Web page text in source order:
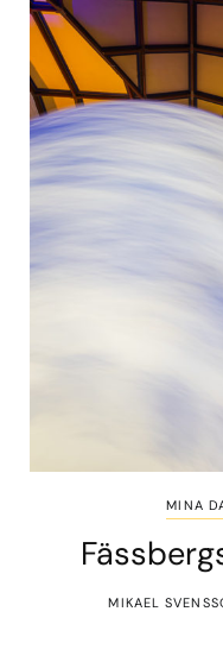
MINA
MIKAEL